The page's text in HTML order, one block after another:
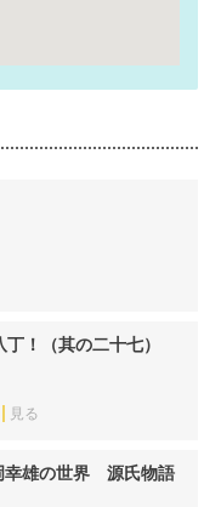
！（其の二十七）
見る
雄の世界 源氏物語